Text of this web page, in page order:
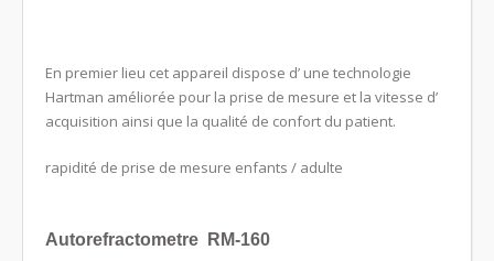
En premier lieu cet appareil dispose d’ une technologie
Hartman améliorée pour la prise de mesure et la vitesse d’
acquisition ainsi que la qualité de confort du patient.
rapidité de prise de mesure enfants / adulte
Autorefractometre RM-160